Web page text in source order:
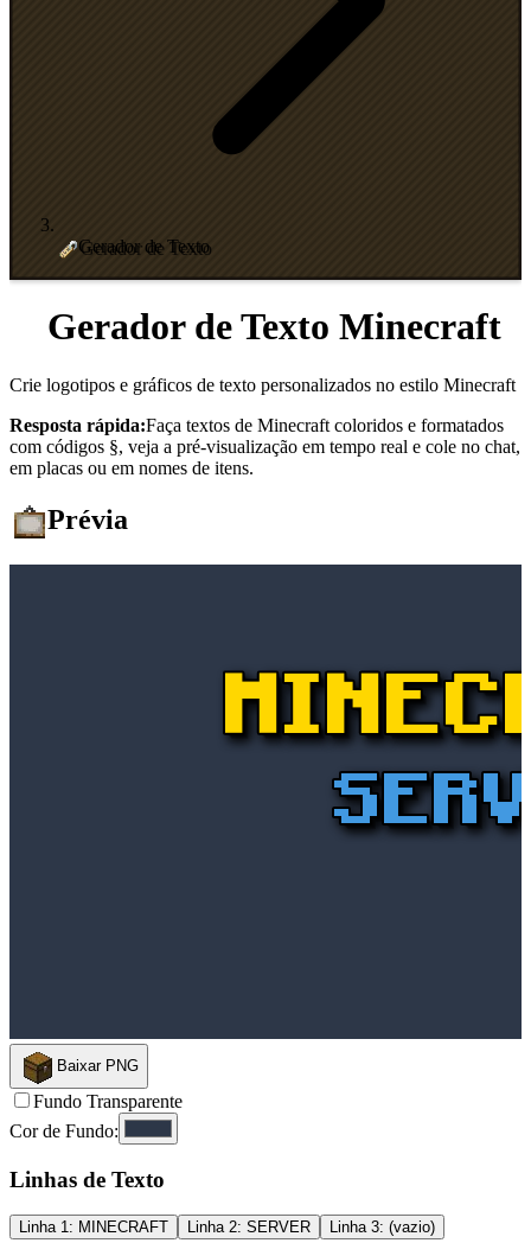
Gerador de Texto
Gerador de Texto Minecraft
Crie logotipos e gráficos de texto personalizados no estilo Minecraft
Resposta rápida:Faça textos de Minecraft coloridos e formatados
com códigos §, veja a pré-visualização em tempo real e cole no chat,
em placas ou em nomes de itens.
Prévia
Baixar PNG
Fundo Transparente
Cor de Fundo:
Linhas de Texto
Linha 1: MINECRAFT Linha 2: SERVER Linha 3: (vazio)